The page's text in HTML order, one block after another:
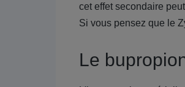
cet effet secondaire
Si vous pensez que le
Le